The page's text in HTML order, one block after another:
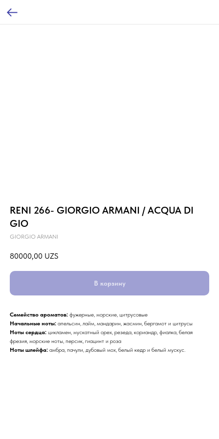
RENI 266- GIORGIO ARMANI / ACQUA DI
GIO
GIORGIO ARMANI
80000,00 UZS
В корзину
Семейство ароматов: фужерные, морские, цитрусовые
Начальные ноты: апельсин, лайм, мандарин, жасмин, бергамот и цитрусы
Ноты сердца: цикламен, мускатный орех, резеда, кориандр, фиалка, белая
фрезия, морские ноты, персик, гиацинт и роза
Ноты шлейфа: амбра, пачули, дубовый мох, белый кедр и белый мускус.